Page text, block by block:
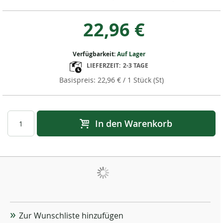
22,96 €
22,96 € / 1 Stück (St)
Verfügbarkeit:Auf Lager
LIEFERZEIT: 2-3 TAGE
In den Warenkorb
Zur Wunschliste hinzufügen